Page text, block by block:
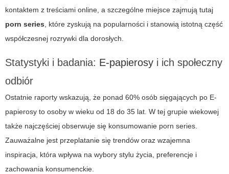
kontaktem z treściami online, a szczególne miejsce zajmują tutaj
porn series, które zyskują na popularności i stanowią istotną część
współczesnej rozrywki dla dorosłych.
Statystyki i badania: E-papierosy i ich społeczny
odbiór
Ostatnie raporty wskazują, że ponad 60% osób sięgających po E-
papierosy to osoby w wieku od 18 do 35 lat. W tej grupie wiekowej
także najczęściej obserwuje się konsumowanie porn series.
Zauważalne jest przeplatanie się trendów oraz wzajemna
inspiracja, która wpływa na wybory stylu życia, preferencje i
zachowania konsumenckie.